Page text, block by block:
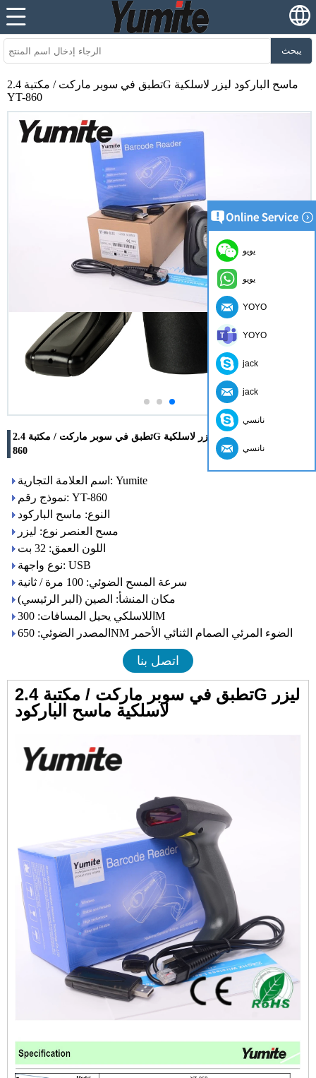
يبحث
تطبق في سوبر ماركت / مكتبة 2.4G ماسح الباركود ليزر لاسلكية
YT-860
تطبق في سوبر ماركت / مكتبة 2.4G ماسح الباركود ليزر لاسلكية YT-
860
اسم العلامة التجارية: Yumite
نموذج رقم: YT-860
النوع: ماسح الباركود
مسح العنصر نوع: ليزر
اللون العمق: 32 بت
نوع واجهة: USB
سرعة المسح الضوئي: 100 مرة / ثانية
مكان المنشأ: الصين (البر الرئيسي)
اللاسلكي يحيل المسافات: 300M
المصدر الضوئي: 650NM الضوء المرئي الصمام الثنائي الأحمر
اتصل بنا
تطبق في سوبر ماركت / مكتبة 2.4G ليزر
لاسلكية ماسح الباركود
يويو
يويو
YOYO
YOYO
jack
jack
نانسي
نانسي